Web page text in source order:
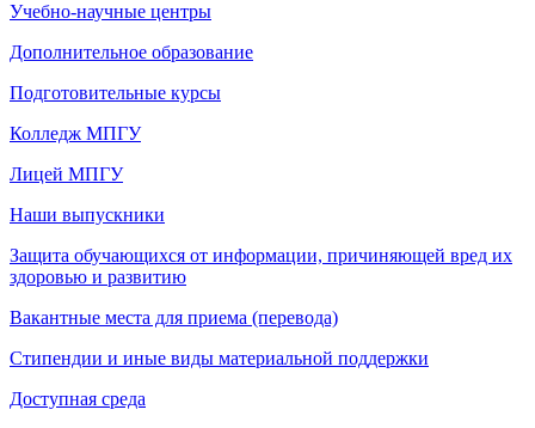
Учебно-научные центры
Дополнительное образование
Подготовительные курсы
Колледж МПГУ
Лицей МПГУ
Наши выпускники
Защита обучающихся от информации, причиняющей вред их
здоровью и развитию
Вакантные места для приема (перевода)
Стипендии и иные виды материальной поддержки
Доступная среда